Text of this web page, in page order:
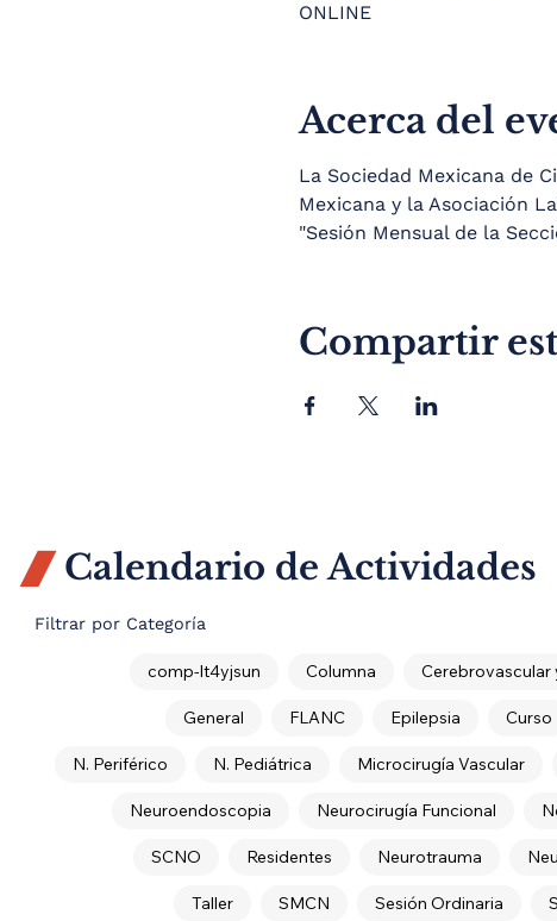
Filtrar por Categoría
Cerebrovascular
Columna
comp-lt4yjsun
Curso
Epilepsia
FLANC
General
Microcirugía Vascular
N. Pediátrica
N. Periférico
Neurocirugía Funcional
Neuroendoscopia
Neurotrauma
Residentes
SCNO
Sesión Ordinaria
SMCN
Taller
 Calendario de Actividades
ONLINE
Acerca del
La Sociedad Mexicana de
Mexicana y la Asociación
"Sesión Mensual de la
Compartir